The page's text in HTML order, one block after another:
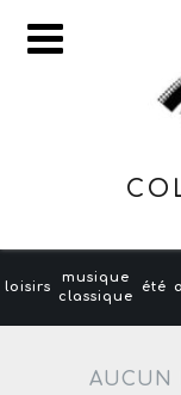
loisirs
musique
classique
été
AUCUN